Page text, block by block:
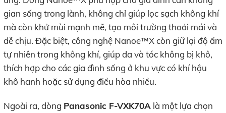
gian sống trong lành, không chỉ giúp lọc sạch không khí
mà còn khử mùi mạnh mẽ, tạo môi trường thoải mái và
dễ chịu. Đặc biệt, công nghệ Nanoe™X còn giữ lại độ ẩm
tự nhiên trong không khí, giúp da và tóc không bị khô,
thích hợp cho các gia đình sống ở khu vực có khí hậu
khô hanh hoặc sử dụng điều hòa nhiều.
Ngoài ra, dòng Panasonic F-VXK70A là một lựa chọn